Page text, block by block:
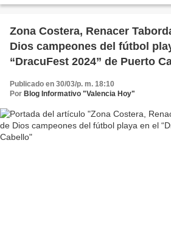
Zona Costera, Renacer
Dios campeones del fútbol
“DracuFest 2024” de Puerto
Publicado en 30/03/p. m. 18:10
Por Blog Informativo "Valencia Hoy"